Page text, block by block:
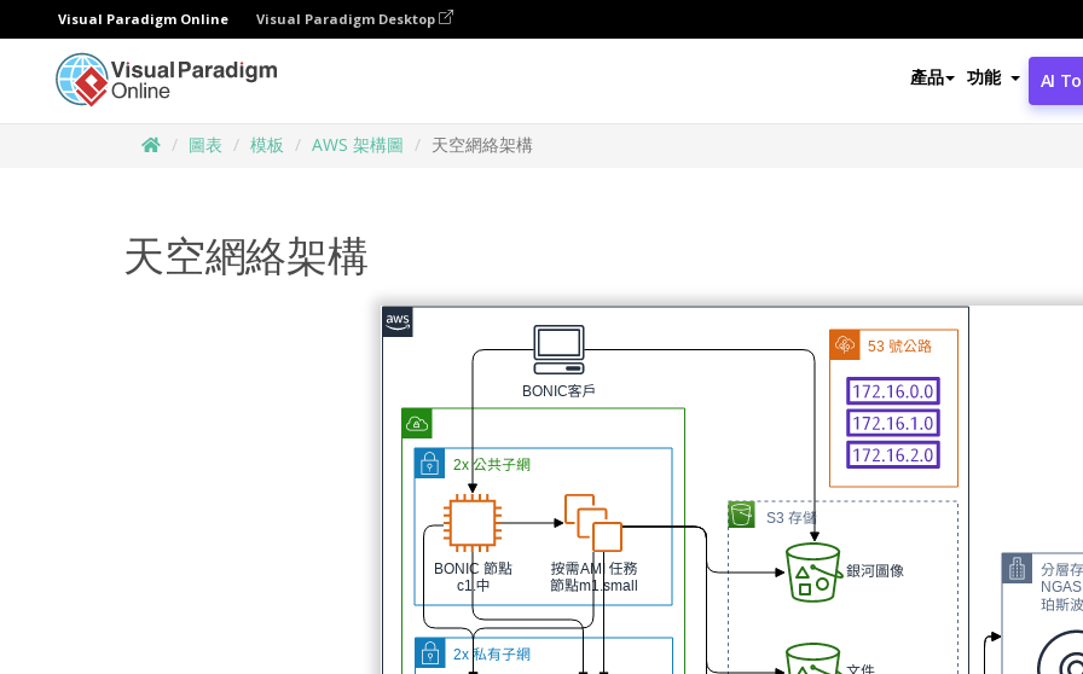
Visual Paradigm Online Visual Paradigm Desktop
產品 功能 AI
圖表 模板 AWS 架構圖 天空網絡架構
天空網絡架構